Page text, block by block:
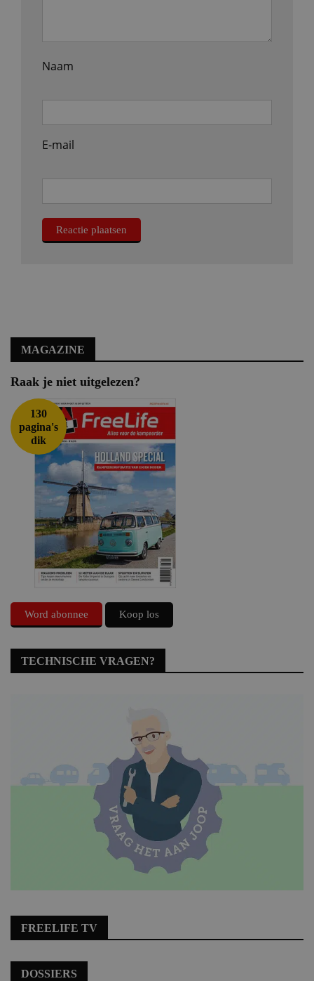
Naam
E-mail
MAGAZINE
Raak je niet uitgelezen?
130
pagina's
dik
Word abonnee Koop los
TECHNISCHE VRAGEN?
FREELIFE TV
DOSSIERS